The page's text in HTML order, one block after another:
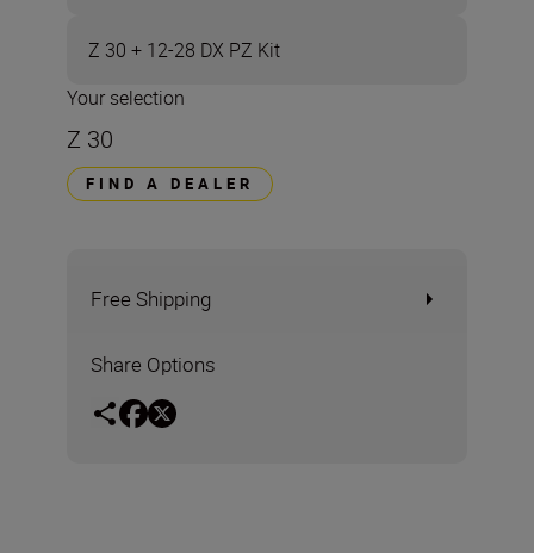
Z 30 + 12-28 DX PZ Kit
Your selection
Z 30
FIND A DEALER
Free Shipping
Share Options